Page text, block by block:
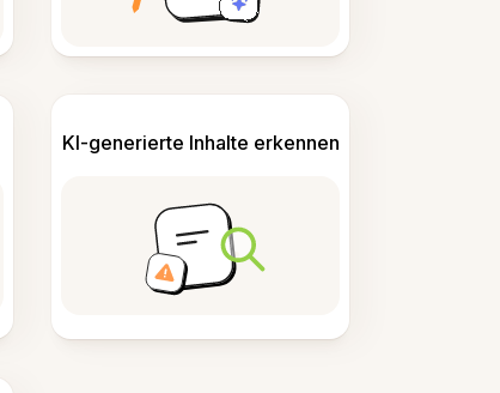
KI-generierte Inhalte erkennen